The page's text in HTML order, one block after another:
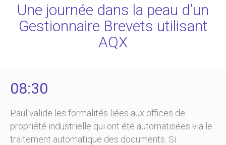
Une journée dans la peau d’un
Gestionnaire Brevets utilisant
AQX
08:30
Paul valide les formalités liées aux offices de
propriété industrielle qui ont été automatisées via le
traitement automatique des documents. Si